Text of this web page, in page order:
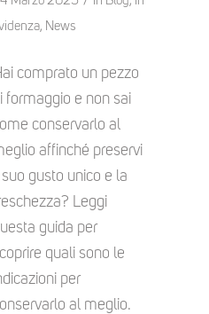
, News
comprato un pezzo
formaggio e non sai
conservarlo al
affinché preservi
suo gusto unico e la
Leggi
guida per
quali sono le
per
al meglio.